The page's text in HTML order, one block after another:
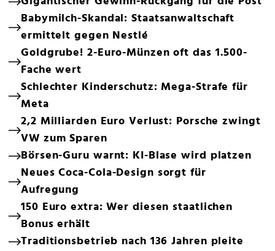
Babymilch-Skandal: Staatsanwaltschaft
ermittelt gegen Nestlé
Goldgrube! 2-Euro-Münzen oft das 1.500-
Fache wert
Schlechter Kinderschutz: Mega-Strafe für
Meta
2,2 Milliarden Euro Verlust: Porsche zwingt
VW zum Sparen
Börsen-Guru warnt: KI-Blase wird platzen
Neues Coca-Cola-Design sorgt für
Aufregung
150 Euro extra: Wer diesen staatlichen
Bonus erhält
Traditionsbetrieb nach 136 Jahren pleite